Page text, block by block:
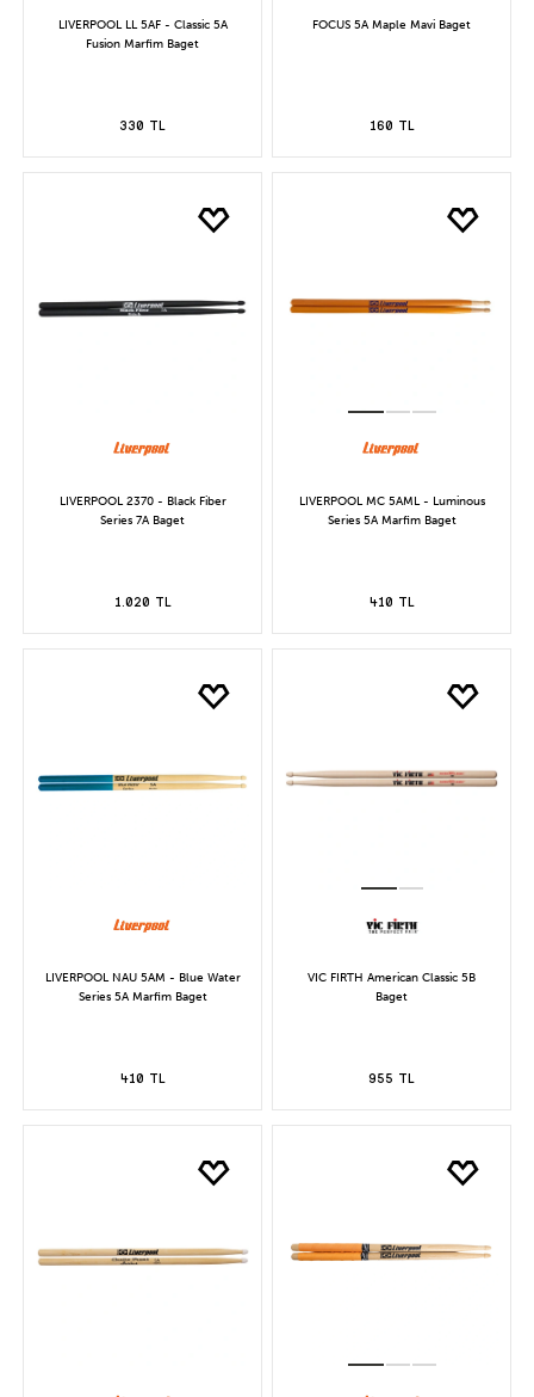
LIVERPOOL LL 5AF - Classic 5A
Fusion Marfim Baget
330 TL
FOCUS 5A Maple Mavi Baget
160 TL
LIVERPOOL 2370 - Black Fiber
Series 7A Baget
1.020 TL
LIVERPOOL MC 5AML - Luminous
Series 5A Marfim Baget
410 TL
LIVERPOOL NAU 5AM - Blue Water
Series 5A Marfim Baget
410 TL
VIC FIRTH American Classic 5B
Baget
955 TL